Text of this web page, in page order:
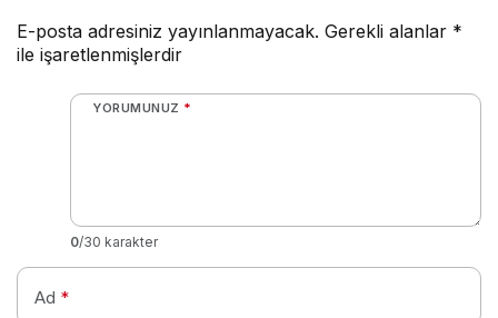
E-posta adresiniz yayınlanmayacak. Gerekli alanlar *
ile işaretlenmişlerdir
YORUMUNUZ *
0/30 karakter
Ad *